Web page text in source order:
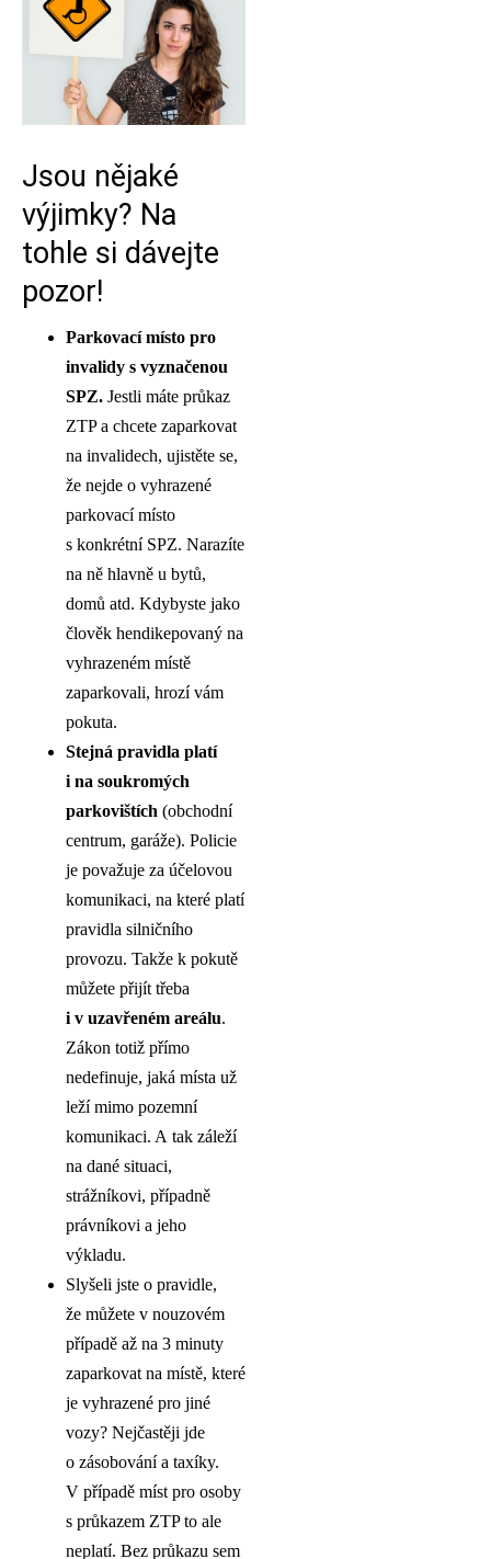
Jsou nějaké
výjimky? Na
tohle si dávejte
pozor!
Parkovací místo pro
invalidy s vyznačenou
SPZ. Jestli máte průkaz
ZTP a chcete zaparkovat
na invalidech, ujistěte se,
že nejde o vyhrazené
parkovací místo
s konkrétní SPZ. Narazíte
na ně hlavně u bytů,
domů atd. Kdybyste jako
člověk hendikepovaný na
vyhrazeném místě
zaparkovali, hrozí vám
pokuta.
Stejná pravidla platí
i na soukromých
parkovištích (obchodní
centrum, garáže). Policie
je považuje za účelovou
komunikaci, na které platí
pravidla silničního
provozu. Takže k pokutě
můžete přijít třeba
i v uzavřeném areálu.
Zákon totiž přímo
nedefinuje, jaká místa už
leží mimo pozemní
komunikaci. A tak záleží
na dané situaci,
strážníkovi, případně
právníkovi a jeho
výkladu.
Slyšeli jste o pravidle,
že můžete v nouzovém
případě až na 3 minuty
zaparkovat na místě, které
je vyhrazené pro jiné
vozy? Nejčastěji jde
o zásobování a taxíky.
V případě míst pro osoby
s průkazem ZTP to ale
neplatí. Bez průkazu sem